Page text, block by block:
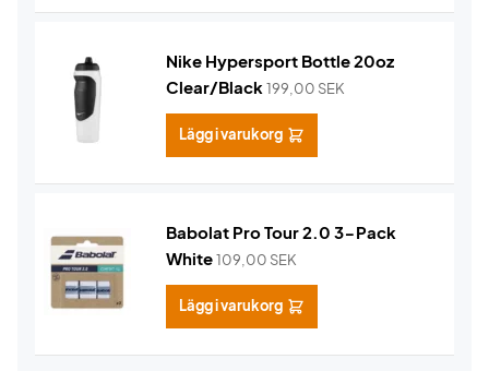
Nike Hypersport Bottle 20oz
Clear/Black199,00 SEK
Lägg i varukorg
Babolat Pro Tour 2.0 3-Pack
White109,00 SEK
Lägg i varukorg